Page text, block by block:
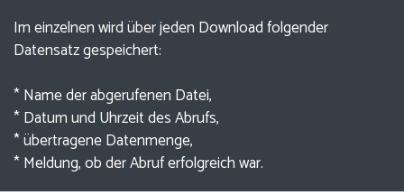
Im einzelnen wird über jeden Download folgender
Datensatz gespeichert:
* Name der abgerufenen Datei,
* Datum und Uhrzeit des Abrufs,
* übertragene Datenmenge,
* Meldung, ob der Abruf erfolgreich war.